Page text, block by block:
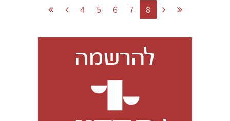
4 5 6 7 8